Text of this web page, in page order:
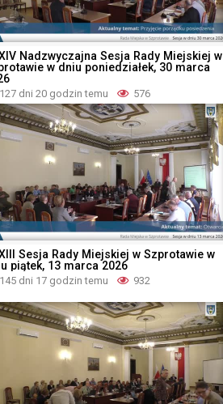
Nadzwyczajna Sesja Rady Miejskiej w
w dniu poniedziałek, 30 marca
127 dni 20 godzin temu 576
Sesja Rady Miejskiej w Szprotawie w
piątek, 13 marca 2026
145 dni 17 godzin temu 932